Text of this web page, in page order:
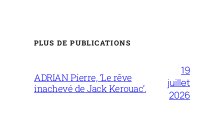
PLUS DE PUBLICATIONS
ADRIAN Pierre, ‘Le rêve
inachevé de Jack Kerouac’.
19
juillet
2026